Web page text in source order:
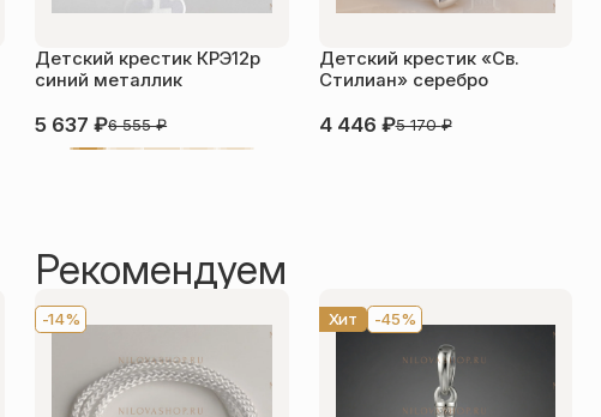
Детский крестик КРЭ12р
синий металлик
5 637₽6 555₽
Детский крестик «Св.
Стилиан» серебро
4 446 ₽5 170₽
Рекомендуем
-14% Хит -45%